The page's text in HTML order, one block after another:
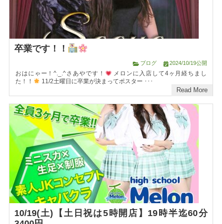
卒業です！！
ブログ 2024/10/19公開
おはにゃー！^._.^さあやです！
メロンに入店して4ヶ月経ちまし
た！！
11/2土曜日に卒業が決まってポスター ･･･
Read More
10/19(土)【土日祝は5時開店】19時半迄60分